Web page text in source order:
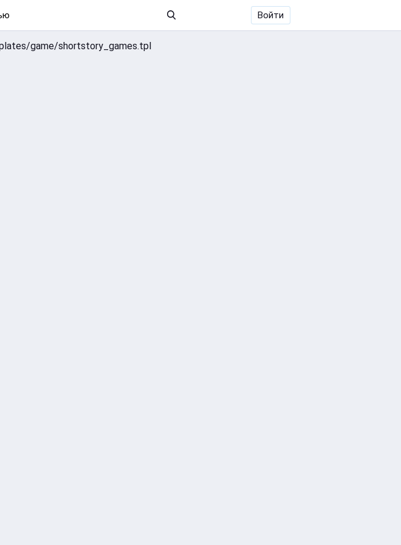
Войти
game/shortstory_games.tpl